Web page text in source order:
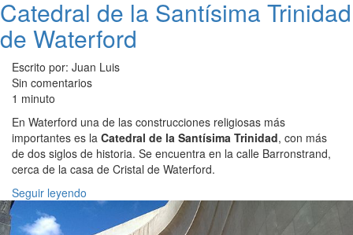
Catedral de la Santísima Trinidad
de Waterford
Escrito por: Juan Luis
Sin comentarios
1 minuto
En Waterford una de las construcciones religiosas más
importantes es la Catedral de la Santísima Trinidad, con más
de dos siglos de historia. Se encuentra en la calle Barronstrand,
cerca de la casa de Cristal de Waterford.
Seguir leyendo